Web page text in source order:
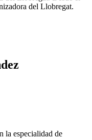
del Llobregat.
la especialidad de